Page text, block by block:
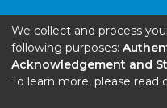
End
We collect and process
following purposes:
Acknowledgement and
To learn more, please read